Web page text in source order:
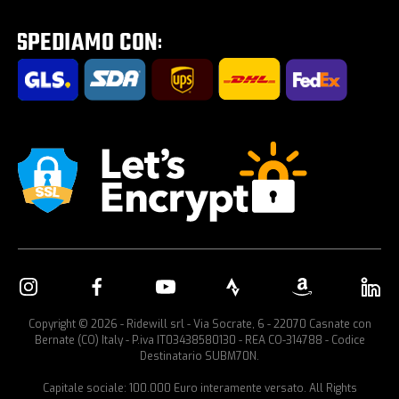
Portabici per auto
Copyright © 2026 - Ridewill srl - Via Socrate, 6 - 22070 Casnate con
Bernate (CO) Italy - P.iva IT03438580130 - REA CO-314788 - Codice
Destinatario SUBM70N.
Capitale sociale: 100.000 Euro interamente versato. All Rights